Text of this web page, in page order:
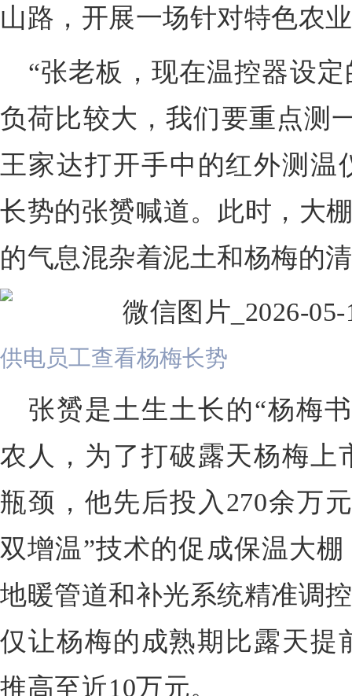
山路，开展一场针对特色农
“张老板，现在温控器设
负荷比较大，我们要重点测
王家达打开手中的红外测温
长势的张赟喊道。此时，大
的气息混杂着泥土和杨梅的
供电员工查看杨梅长势
张赟是 土生土长的“杨梅
农人
，为了打破露天杨梅
瓶颈，他先后投入270余万
双增温”技术的促成保温大
地暖管道和补光系统精准调
仅让杨梅的成熟期比露天提
推高至近10万元。